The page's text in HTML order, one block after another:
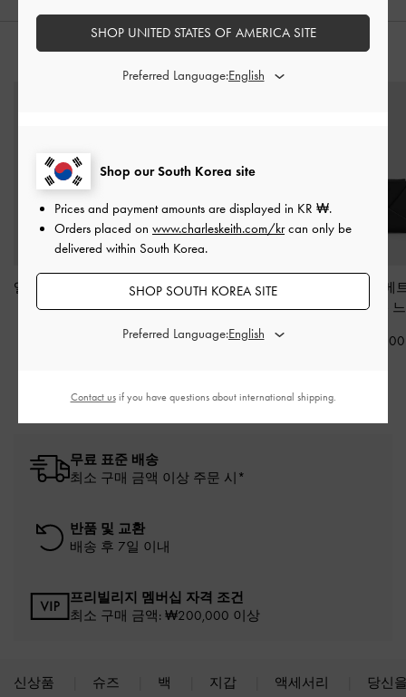
스타일링 팁
앨바 퀼티드 탑-지퍼 스
몰 월렛-블랙
미니 XL 제퍼 태슬 토트
백-블랙
₩129,900
미도리 지오메
지퍼 월렛
₩45,900
무료 표준 배송
최소 구매 금액 이상 주문 시*
반품 및 교환
배송 후 7일 이내
프리빌리지 멤버십 자격 조건
최소 구매 금액: ₩200,000 이상
신상품 슈즈 백 지갑 액세서리 당신
Shop our South Korea site
Prices and payment amounts are displayed in KR ₩.
Orders placed on www.charleskeith.com/krcan only be
delivered within South Korea.
SHOP SOUTH KOREA SITE
Preferred Language:
SHOP UNITED STATES OF AMERICA SITE
Preferred Language:
Contact usif you have questions about international shipping.